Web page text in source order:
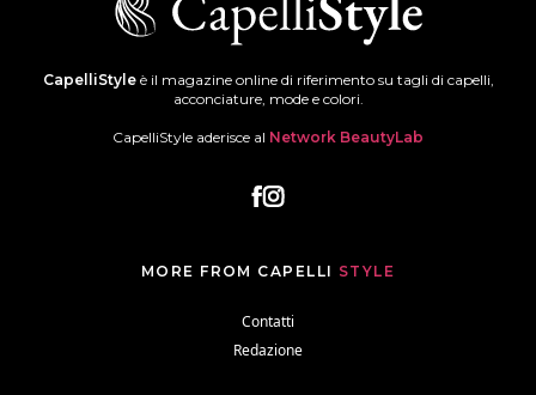
CapelliStyleè il magazine online di riferimento su tagli di capelli,
acconciature, mode e colori.
CapelliStyle aderisce al Network BeautyLab
MORE FROM CAPELLI STYLE
Contatti
Redazione